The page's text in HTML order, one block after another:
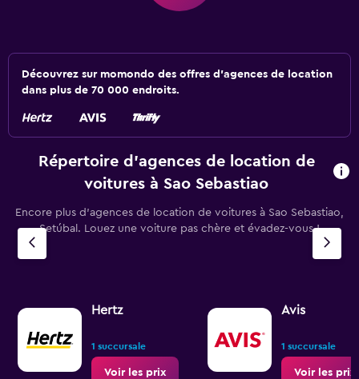
Découvrez sur momondo des offres d'agences de location
dans plus de 70 000 endroits.
Répertoire d’agences de location de
voitures à Sao Sebastiao
Encore plus d’agences de location de voitures à Sao Sebastiao,
Setúbal. Louez une voiture pas chère et évadez-vous !
Hertz
1 succursale
Voir les prix
Avis
1 succursale
Voir les prix